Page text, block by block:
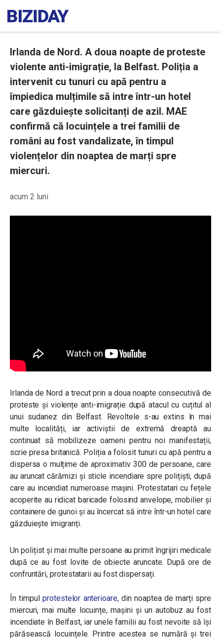
Irlanda de Nord. A doua noapte de proteste
violente anti-imigrație, la Belfast. Poliția a
intervenit cu tunuri cu apă pentru a
împiedica mulțimile să intre într-un hotel
care găzduiește solicitanți de azil. MAE
confirmă că locuințele a trei familii de
români au fost vandalizate, în timpul
violențelor din noaptea de marți spre
miercuri.
acum 2 luni
Irlanda de Nord a trecut prin a doua noapte consecutivă de
proteste și violențe anti-imigrație după atacul cu cuțitul al
unui sudanez din Belfast. Revoltele s-au extins în mai
multe localități, iar activiștii de extremă dreaptă au
continuat să mobilizeze oameni pentru noi manifestații,
scrie presa britanică. Poliția a folosit tunuri cu apă pentru a
dispersa o mulțime de aproximativ 300 de persoane, care
au aruncat cărămizi și sticle incendiare spre polițiști, după
care au incendiat numeroase mașini. Protestatari cu fețele
acoperite au ridicat baricade folosind anvelope, mobilier și
containere de gunoi și au încercat să intre într-un hotel care
găzduiește imigranți.
Un polițist și mai multe persoane au primit îngrijiri medicale
după ce au fost lovite de obiecte aruncate. După ore de
confruntări, protestatarii au fost dispersați.
În timpulprotestelor anterioare, din noaptea de marți spre
miercuri, mai multe locuințe, mașini și un autobuz au fost
incendiate în Belfast, iar unele familii au fost nevoite să își
părăsească locuințele. Printre acestea se numără și trei